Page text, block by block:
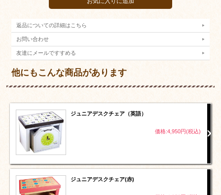
返品についての詳細はこちら
お問い合わせ
友達にメールですすめる
他にもこんな商品があります
ジュニアデスクチェア（英語）
価格:4,950円(税込)
ジュニアデスクチェア(赤)